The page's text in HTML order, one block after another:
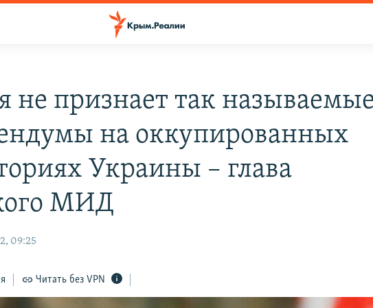
не признает так называемые
на оккупированных
Украины – глава
МИД
09:25
Читать без VPN